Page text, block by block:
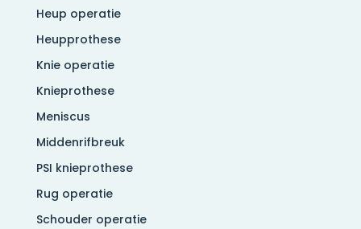
Heup operatie
Heupprothese
Knie operatie
Knieprothese
Meniscus
Middenrifbreuk
PSI knieprothese
Rug operatie
Schouder operatie